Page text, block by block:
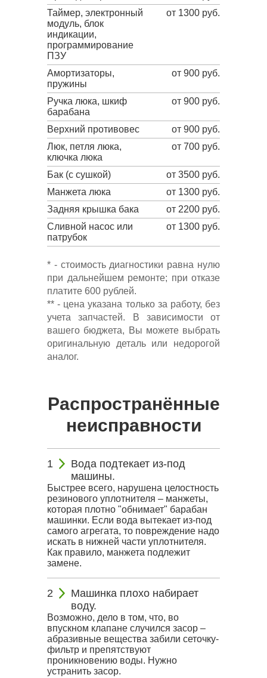
Таймер, электронный
модуль, блок
индикации,
программирование
ПЗУ
от 1300 руб.
Амортизаторы,
пружины
от 900 руб.
Ручка люка, шкиф
барабана
от 900 руб.
Верхний противовес
от 900 руб.
Люк, петля люка,
ключка люка
от 700 руб.
Бак (с сушкой)
от 3500 руб.
Манжета люка
от 1300 руб.
Задняя крышка бака
от 2200 руб.
Сливной насос или
патрубок
от 1300 руб.
* - стоимость диагностики равна нулю
при дальнейшем ремонте; при отказе
платите 600 рублей.
** - цена указана только за работу, без
учета запчастей. В зависимости от
вашего бюджета, Вы можете выбрать
оригинальную деталь или недорогой
аналог.
Распространённые
неисправности
Вода подтекает из-под
машины.
Быстрее всего, нарушена целостность
резинового уплотнителя – манжеты,
которая плотно "обнимает" барабан
машинки. Если вода вытекает из-под
самого агрегата, то повреждение надо
искать в нижней части уплотнителя.
Как правило, манжета подлежит
замене.
Машинка плохо набирает
воду.
Возможно, дело в том, что, во
впускном клапане случился засор –
абразивные вещества забили сеточку-
фильтр и препятствуют
проникновению воды. Нужно
устранить засор.